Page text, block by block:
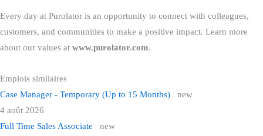
Every day at Purolator is an opportunity to connect with colleagues,
customers, and communities to make a positive impact. Learn more
about our values at www.purolator.com.
Case Manager - Temporary (Up to 15 Months)
new
4 août 2026
Full Time Sales Associate
new